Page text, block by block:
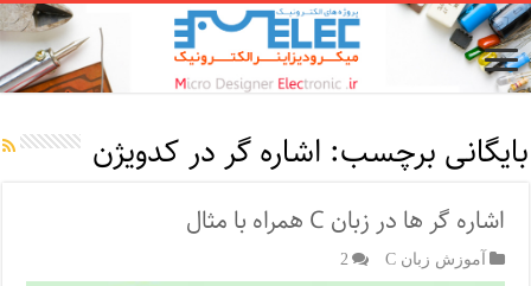
بایگانی برچسب: اشاره گر در کدویژن
اشاره گر ها در زبان C همراه با مثال
آموزش زبان C 2